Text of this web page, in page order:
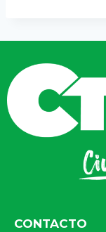
CONTACTO